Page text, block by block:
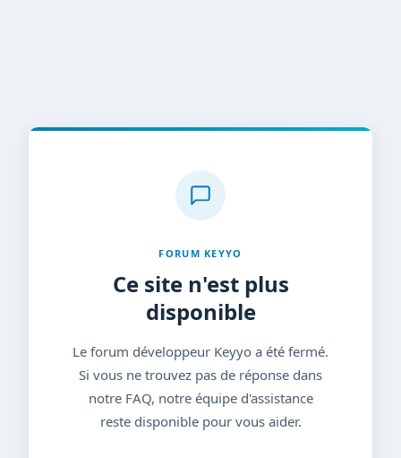
FORUM KEYYO
Ce site n'est plus
disponible
Le forum développeur Keyyo a été fermé.
Si vous ne trouvez pas de réponse dans
notre FAQ, notre équipe d'assistance
reste disponible pour vous aider.